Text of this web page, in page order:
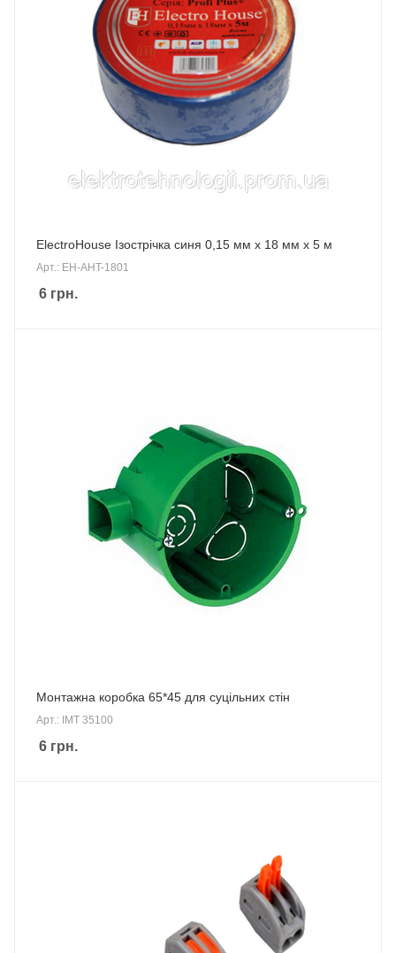
ElectroHouse Ізострічка синя 0,15 мм х 18 мм х 5 м
Арт.: EH-AHT-1801
6 грн.
Монтажна коробка 65*45 для суцільних стін
Арт.: IMT 35100
6 грн.